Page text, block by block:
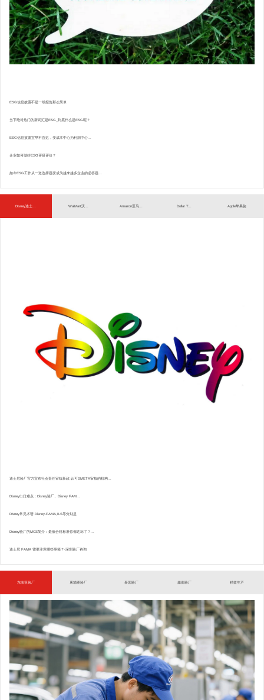
ESG信息披露不是一纸报告那么简单
当下绝对热门的新词汇是ESG_到底什么是ESG呢？
ESG信息披露宜早不宜迟，变成本中心为利润中心...
企业如何做好ESG评级评价？
如今ESG工作从一道选择题变成为越来越多企业的必答题...
Disney迪士... WalMart沃... Amazon亚马... Dollar T... Apple苹果验
迪士尼验厂官方宣布社会责任审核新政:认可SMETA审核的机构...
Disney出口难点：Disney验厂、Disney FAM...
Disney常见术语.Disney-FAMA,ILS等分别是
Disney验厂的MCS简介：最低合格标准你都达标了？...
迪士尼 FAMA 需要注意哪些事项？-深圳验厂咨询
东南亚验厂 柬埔寨验厂 泰国验厂 越南验厂 精益生产